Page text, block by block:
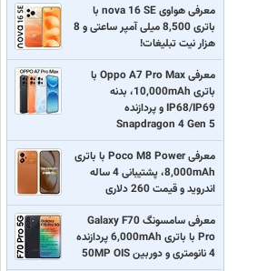
معرفی هواوی nova 16 SE با
باتری 8,500 میلی آمپر ساعتی و 8
هزار نیت تبلیغات!
معرفی Oppo A7 Pro Max با
باتری 10,000mAh، بدنه
IP68/IP69 و پردازنده
Snapdragon 4 Gen 5
معرفی Poco M8 Power با باتری
8,000mAh، پشتیبانی 4 ساله
اندروید و قیمت 260 دلاری
معرفی سامسونگ Galaxy F70
Pro با باتری 6,000mAh پردازنده
4 نانومتری و دوربین 50MP OIS